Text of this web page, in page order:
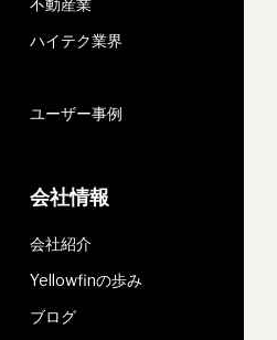
不動産業
ハイテク業界
ユーザー事例
会社情報
会社紹介
Yellowfinの歩み
ブログ